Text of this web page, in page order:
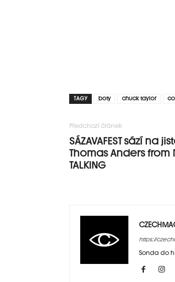
TAGY boty chuck taylor
Předchozí článek
SÁZAVAFEST sází na
Thomas Anders from
TALKING
https://
Sonda do